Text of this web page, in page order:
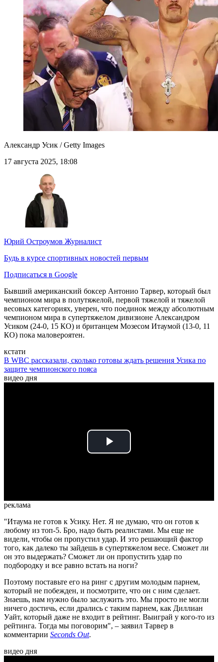
Александр Усик / Getty Images
17 августа 2025, 18:08
Юрий Остроумов Журналист
Будь в курсе спортивных новостей первым
Подписаться в Google
Бывший американский боксер Антонио Тарвер, который был
чемпионом мира в полутяжелой, первой тяжелой и тяжелой
весовых категориях, уверен, что поединок между абсолютным
чемпионом мира в супертяжелом дивизионе Александром
Усиком (24-0, 15 КО) и британцем Мозесом Итаумой (13-0, 11
КО) пока маловероятен.
кстати
В WBC рассказали, сколько готовы ждать решения Усика по
защите чемпионского пояса
видео дня
Play
реклама
"Итаума не готов к Усику. Нет. Я не думаю, что он готов к
любому из топ-5. Бро, надо быть реалистами. Мы еще не
видели, чтобы он пропустил удар. И это решающий фактор
того, как далеко ты зайдешь в супертяжелом весе. Сможет ли
он это выдержать? Сможет ли он пропустить удар по
подбородку и все равно встать на ноги?
Поэтому поставьте его на ринг с другим молодым парнем,
который не побежден, и посмотрите, что он с ним сделает.
Знаешь, нам нужно было заслужить это. Мы просто не могли
ничего достичь, если дрались с таким парнем, как Диллиан
Уайт, который даже не входит в рейтинг. Выиграй у кого-то из
рейтинга. Тогда мы поговорим", – заявил Тарвер в
комментарии Seconds Out.
видео дня